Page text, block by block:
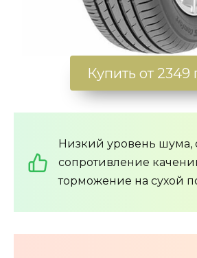
Купить от 2349
Низкий уровень шума,
сопротивление
торможение на сухой